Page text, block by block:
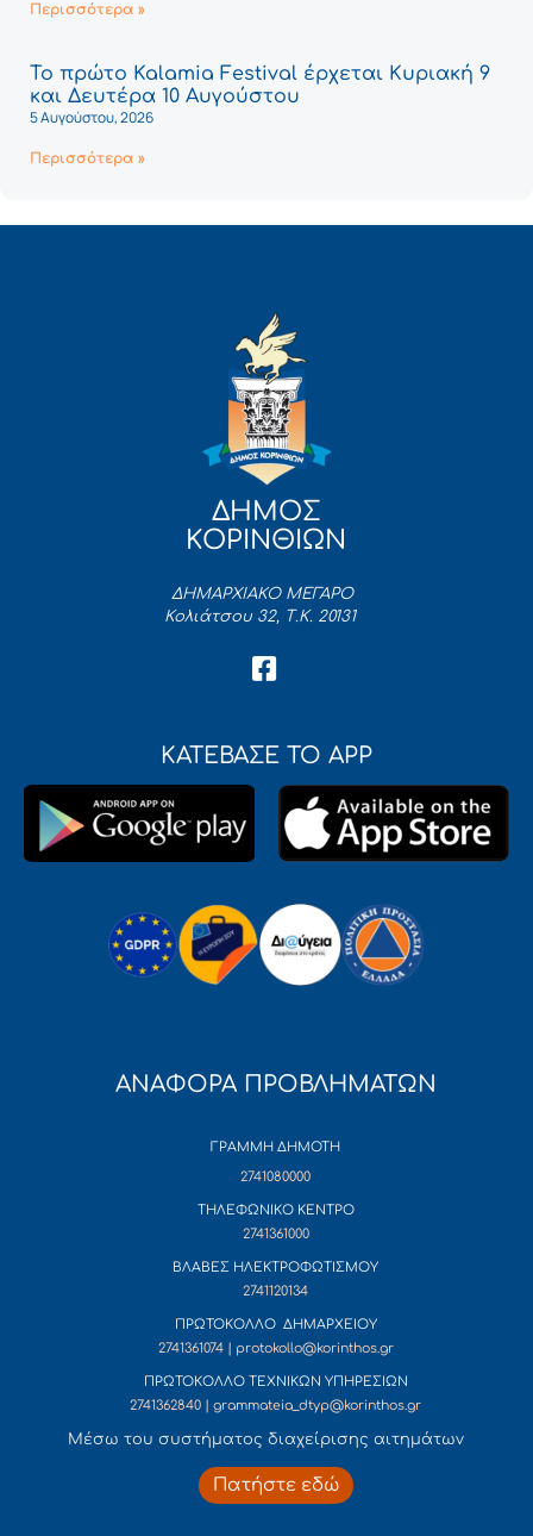
Περισσότερα »
Το πρώτο Kalamia Festival έρχεται Κυριακή 9
και Δευτέρα 10 Αυγούστου
5 Αυγούστου, 2026
Περισσότερα »
ΔΗΜΟΣ
ΚΟΡΙΝΘΙΩΝ
ΔΗΜΑΡΧΙΑΚΟ ΜΕΓΑΡΟ
Κολιάτσου 32, Τ.Κ. 20131
ΚΑΤΕΒΑΣΕ ΤΟ APP
ΑΝΑΦΟΡΑ ΠΡΟΒΛΗΜΑΤΩΝ
ΓΡΑΜΜΗ ΔΗΜΟΤΗ
2741080000
ΤΗΛΕΦΩΝΙΚΟ ΚΕΝΤΡΟ
2741361000
ΒΛΑΒΕΣ ΗΛΕΚΤΡΟΦΩΤΙΣΜΟΥ
2741120134
ΠΡΩΤΟΚΟΛΛΟ ΔΗΜΑΡΧΕΙΟΥ
2741361074 | protokollo@korinthos.gr
ΠΡΩΤΟΚΟΛΛΟ ΤΕΧΝΙΚΩΝ ΥΠΗΡΕΣΙΩΝ
2741362840 | grammateia_dtyp@korinthos.gr
Mέσω του συστήματος διαχείρισης αιτημάτων
Πατήστε εδώ